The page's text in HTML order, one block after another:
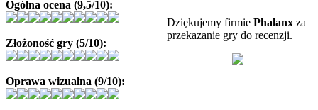
Dziękujemy firmie Phalanx za
przekazanie gry do recenzji.
Ogólna ocena (9,5/10):
Złożoność gry (5/10):
Oprawa wizualna (9/10):